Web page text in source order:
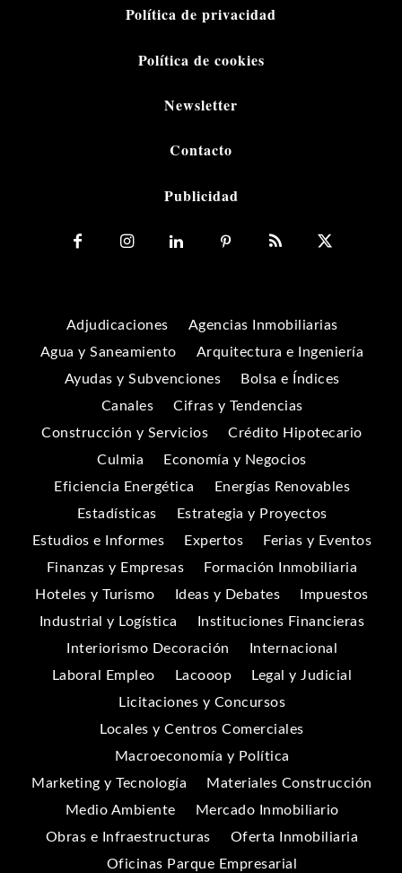
Política de privacidad
Política de cookies
Newsletter
Contacto
Publicidad
Adjudicaciones
Agencias Inmobiliarias
Agua y Saneamiento
Arquitectura e Ingeniería
Ayudas y Subvenciones
Bolsa e Índices
Canales
Cifras y Tendencias
Construcción y Servicios
Crédito Hipotecario
Culmia
Economía y Negocios
Eficiencia Energética
Energías Renovables
Estadísticas
Estrategia y Proyectos
Estudios e Informes
Expertos
Ferias y Eventos
Finanzas y Empresas
Formación Inmobiliaria
Hoteles y Turismo
Ideas y Debates
Impuestos
Industrial y Logística
Instituciones Financieras
Interiorismo Decoración
Internacional
Laboral Empleo
Lacooop
Legal y Judicial
Licitaciones y Concursos
Locales y Centros Comerciales
Macroeconomía y Política
Marketing y Tecnología
Materiales Construcción
Medio Ambiente
Mercado Inmobiliario
Obras e Infraestructuras
Oferta Inmobiliaria
Oficinas Parque Empresarial